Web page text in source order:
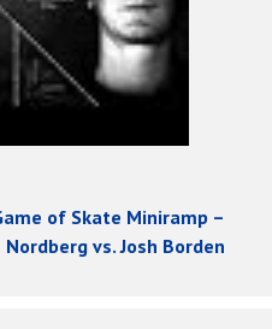
of Skate Miniramp –
vs. Josh Borden